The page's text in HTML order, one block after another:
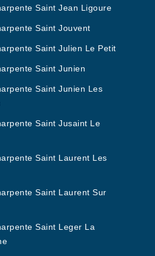
Saint Jean Ligoure
Saint Jouvent
Saint Julien Le Petit
Saint Junien
Saint Junien Les
Saint Jusaint Le
Saint Laurent Les
Saint Laurent Sur
Saint Leger La